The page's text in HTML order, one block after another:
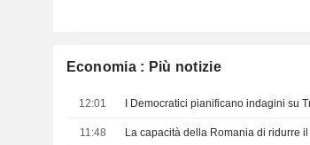
Economia : Più notizie
12:01
11:48